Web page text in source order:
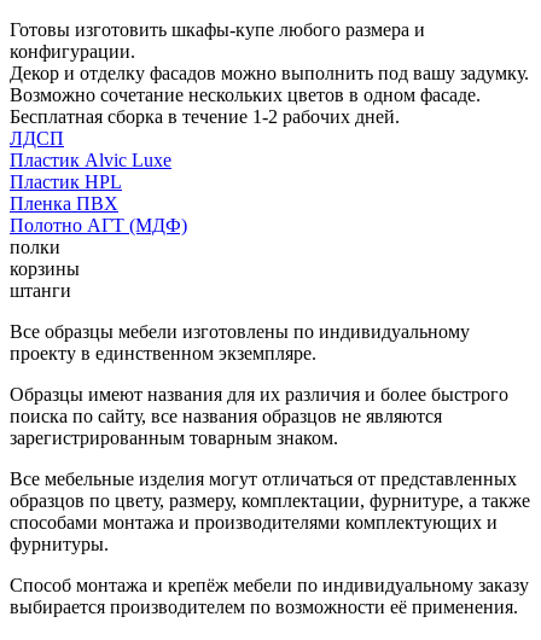
Готовы изготовить шкафы-купе любого размера и
конфигурации.
Декор и отделку фасадов можно выполнить под вашу задумку.
Возможно сочетание нескольких цветов в одном фасаде.
Бесплатная сборка в течение 1-2 рабочих дней.
ЛДСП
Пластик Alvic Luxe
Пластик HPL
Пленка ПВХ
Полотно АГТ (МДФ)
полки
корзины
штанги
Все образцы мебели изготовлены по индивидуальному
проекту в единственном экземпляре.
Образцы имеют названия для их различия и более быстрого
поиска по сайту, все названия образцов не являются
зарегистрированным товарным знаком.
Все мебельные изделия могут отличаться от представленных
образцов по цвету, размеру, комплектации, фурнитуре, а также
способами монтажа и производителями комплектующих и
фурнитуры.
Способ монтажа и крепёж мебели по индивидуальному заказу
выбирается производителем по возможности её применения.